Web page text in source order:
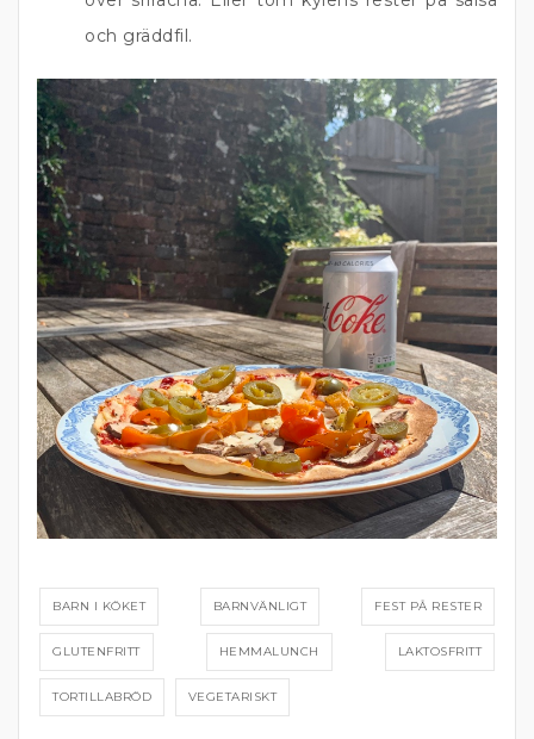
och gräddfil.
BARN I KÖKET BARNVÄNLIGT FEST PÅ RESTER
GLUTENFRITT HEMMALUNCH LAKTOSFRITT
TORTILLABRÖD VEGETARISKT